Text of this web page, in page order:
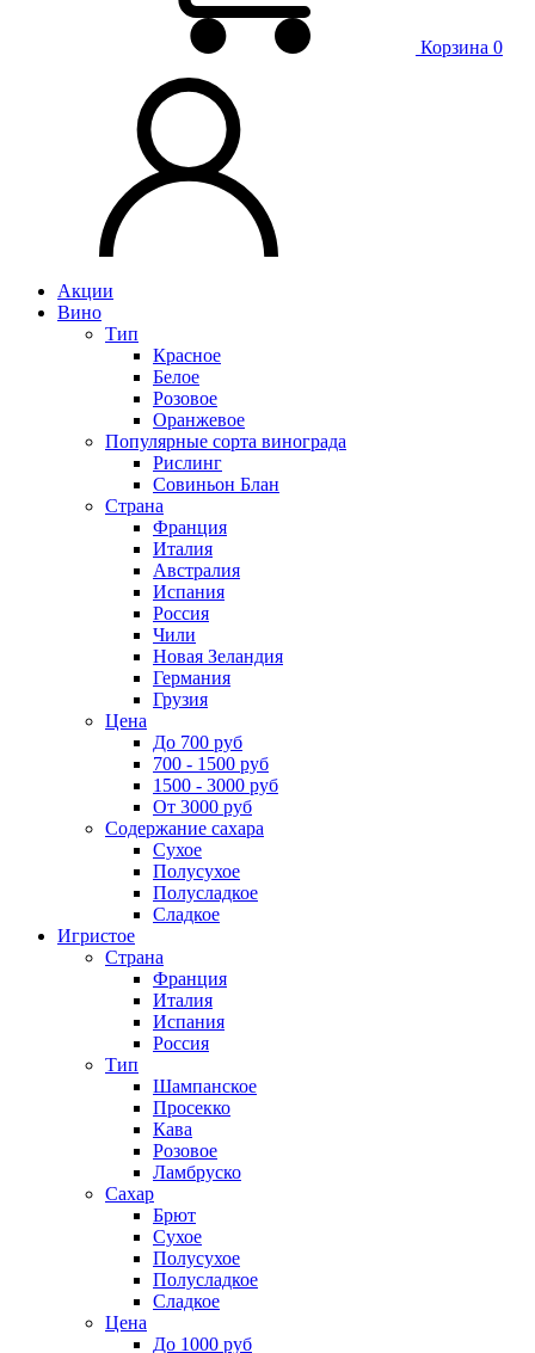
Корзина 0
Акции
Вино
Тип
Красное
Белое
Розовое
Оранжевое
Популярные сорта винограда
Рислинг
Совиньон Блан
Страна
Франция
Италия
Австралия
Испания
Россия
Чили
Новая Зеландия
Германия
Грузия
Цена
До 700 руб
700 - 1500 руб
1500 - 3000 руб
От 3000 руб
Содержание сахара
Сухое
Полусухое
Полусладкое
Сладкое
Игристое
Страна
Франция
Италия
Испания
Россия
Тип
Шампанское
Просекко
Кава
Розовое
Ламбруско
Сахар
Брют
Сухое
Полусухое
Полусладкое
Сладкое
Цена
До 1000 руб